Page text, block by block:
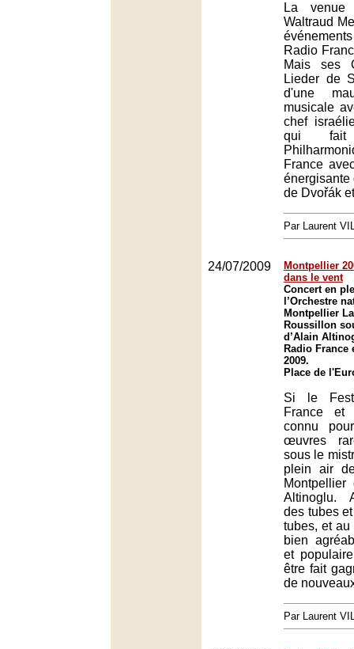
La
Waltraud
Radio
Mais ses
Lieder de
d'une
musicale
chef
qui
France
énergisante
de Dvořák
Par Laurent
24/07/2009
Montpellier
dans le vent
Concert en
l’Orchestre
Montpellier
Roussillon
d’Alain
Radio France
2009.
Place de
Si le
France et
connu
œuvres
sous le
plein air
Altinoglu.
des tubes
tubes, et
bien
et
être fait
de
Par Laurent